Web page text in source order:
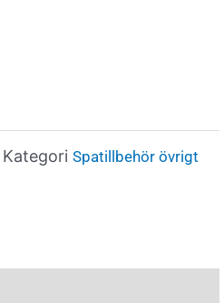
Kategori Spatillbehör övrigt